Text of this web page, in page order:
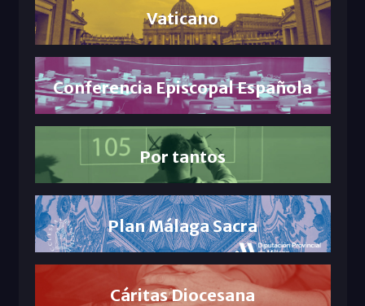
Vaticano
Conferencia Episcopal Española
Por tantos
Plan Málaga Sacra
Cáritas Diocesana